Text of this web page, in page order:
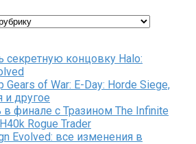
секретную концовку Halo:
Gears of War: E-Day: Horde Siege,
и другое
финале с Тразином The Infinite
Rogue Trader
Evolved: все изменения в